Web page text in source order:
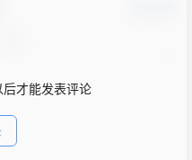
才能发表评论